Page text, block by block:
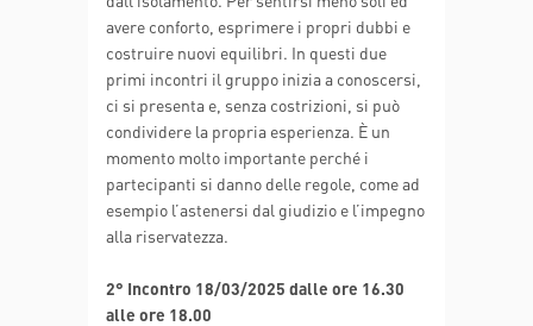
avere conforto, esprimere i propri dubbi e
costruire nuovi equilibri. In questi due
primi incontri il gruppo inizia a conoscersi,
ci si presenta e, senza costrizioni, si può
condividere la propria esperienza. È un
momento molto importante perché i
partecipanti si danno delle regole, come ad
esempio l’astenersi dal giudizio e l’impegno
alla riservatezza.
2° Incontro 18/03/2025 dalle ore 16.30
alle ore 18.00